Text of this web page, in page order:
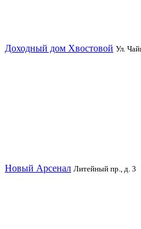
Доходный дом Хвостовой Ул.
Новый Арсенал Литейный пр., д. 3